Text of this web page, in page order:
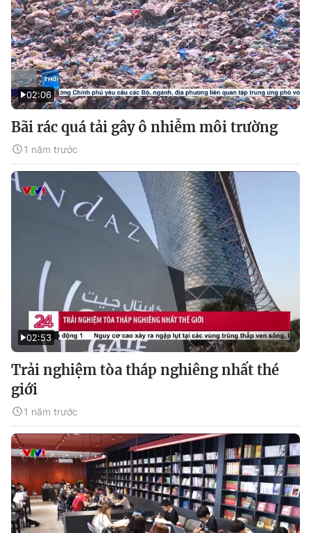
02:06
Bãi rác quá tải gây ô nhiễm môi trường
1 năm trước
02:53
Trải nghiệm tòa tháp nghiêng nhất thé
giới
1 năm trước